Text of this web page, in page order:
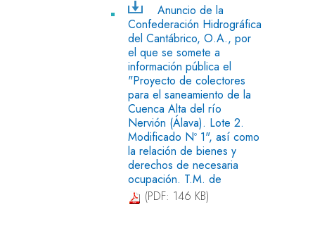
Anuncio de la
Confederación Hidrográfica
del Cantábrico, O.A., por
el que se somete a
información pública el
"Proyecto de colectores
para el saneamiento de la
Cuenca Alta del río
Nervión (Álava). Lote 2.
Modificado Nº 1", así como
la relación de bienes y
derechos de necesaria
ocupación. T.M. de
(PDF: 146 KB)